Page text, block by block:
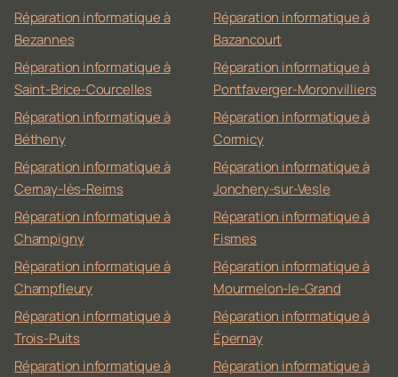
Réparation informatique à
Bezannes
Réparation informatique à
Saint-Brice-Courcelles
Réparation informatique à
Bétheny
Réparation informatique à
Cernay-lès-Reims
Réparation informatique à
Champigny
Réparation informatique à
Champfleury
Réparation informatique à
Trois-Puits
Réparation informatique à
Réparation informatique à
Bazancourt
Réparation informatique à
Pontfaverger-Moronvilliers
Réparation informatique à
Cormicy
Réparation informatique à
Jonchery-sur-Vesle
Réparation informatique à
Fismes
Réparation informatique à
Mourmelon-le-Grand
Réparation informatique à
Épernay
Réparation informatique à